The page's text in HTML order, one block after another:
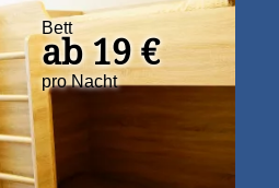
Bett
ab 19 €
pro Nacht